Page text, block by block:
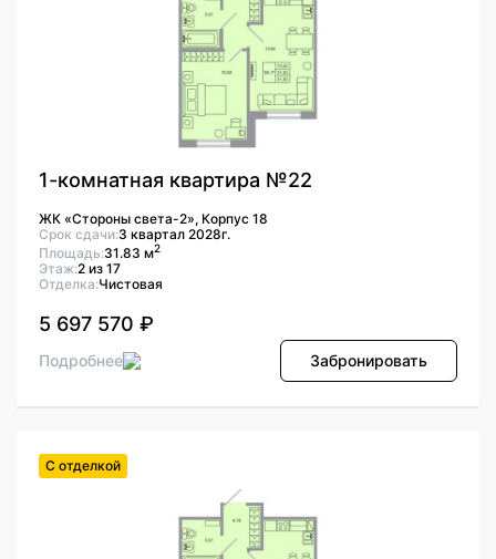
1-комнатная квартира №22
ЖК «Стороны света-2», Корпус 18
Срок сдачи:3 квартал 2028г.
Площадь:31.83 м2
Этаж:2 из 17
Отделка:Чистовая
5 697 570 ₽
Подробнее Забронировать
С отделкой